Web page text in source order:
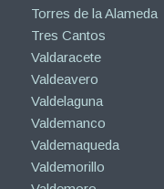
Torres de la Alameda
Tres Cantos
Valdaracete
Valdeavero
Valdelaguna
Valdemanco
Valdemaqueda
Valdemorillo